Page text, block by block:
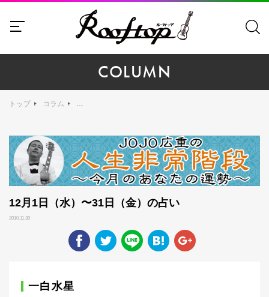
COLUMN
トップ コラム
12月1日（水）〜31日（金）の占い
2010.11.30
一白水星